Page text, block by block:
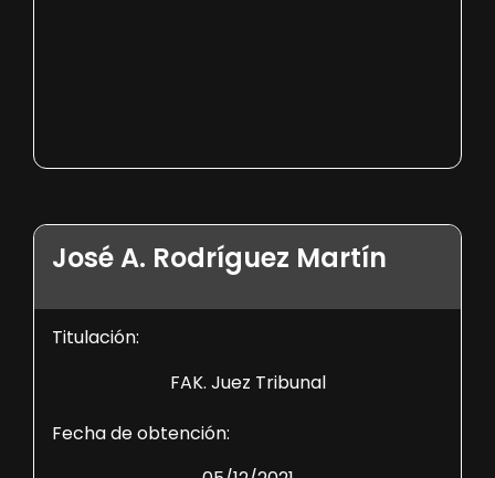
José A. Rodríguez Martín
Titulación:
FAK. Juez Tribunal
Fecha de obtención: